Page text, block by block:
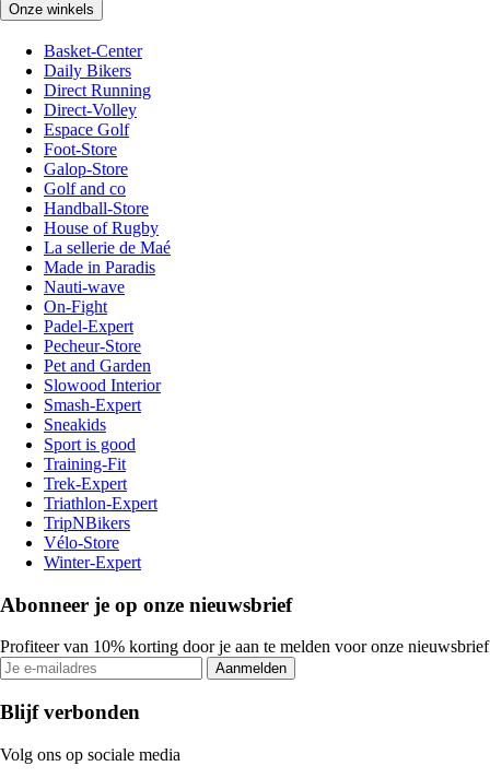
Onze winkels
Basket-Center
Daily Bikers
Direct Running
Direct-Volley
Espace Golf
Foot-Store
Galop-Store
Golf and co
Handball-Store
House of Rugby
La sellerie de Maé
Made in Paradis
Nauti-wave
On-Fight
Padel-Expert
Pecheur-Store
Pet and Garden
Slowood Interior
Smash-Expert
Sneakids
Sport is good
Training-Fit
Trek-Expert
Triathlon-Expert
TripNBikers
Vélo-Store
Winter-Expert
Abonneer je op onze nieuwsbrief
Profiteer van 10% korting door je aan te melden voor onze nieuwsbrief
Aanmelden
Blijf verbonden
Volg ons op sociale media